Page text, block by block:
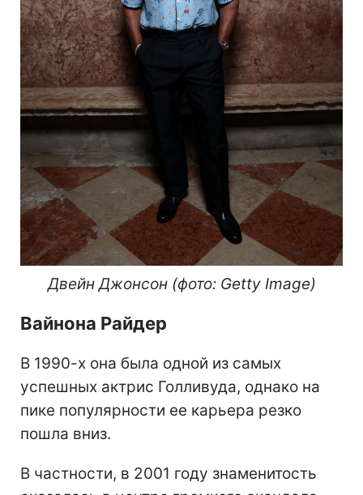
Двейн Джонсон (фото: Getty Image)
Вайнона Райдер
В 1990-х она была одной из самых
успешных актрис Голливуда, однако на
пике популярности ее карьера резко
пошла вниз.
В частности, в 2001 году знаменитость